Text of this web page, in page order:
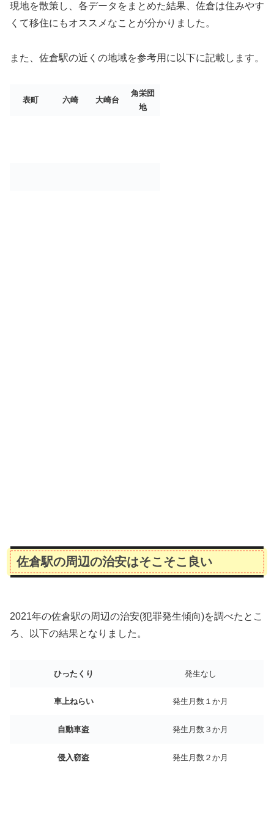
現地を散策し、各データをまとめた結果、佐倉は住みやす
くて移住にもオススメなことが分かりました。
また、佐倉駅の近くの地域を参考用に以下に記載します。
表町 六崎 大崎台
角栄団
地
佐倉駅の周辺の治安はそこそこ良い
2021年の佐倉駅の周辺の治安(犯罪発生傾向)を調べたとこ
ろ、以下の結果となりました。
ひったくり 発生なし
車上ねらい 発生月数１か月
自動車盗 発生月数３か月
侵入窃盗 発生月数２か月